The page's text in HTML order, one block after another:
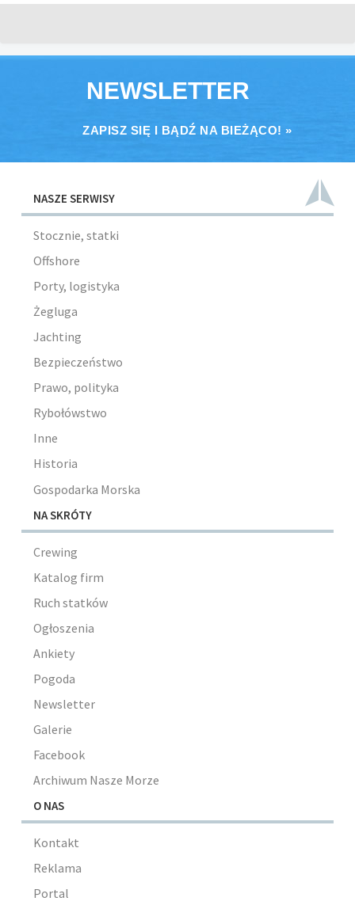
NEWSLETTER
ZAPISZ SIĘ I BĄDŹ NA BIEŻĄCO! »
NASZE SERWISY
Stocznie, statki
Offshore
Porty, logistyka
Żegluga
Jachting
Bezpieczeństwo
Prawo, polityka
Rybołówstwo
Inne
Historia
Gospodarka Morska
NA SKRÓTY
Crewing
Katalog firm
Ruch statków
Ogłoszenia
Ankiety
Pogoda
Newsletter
Galerie
Facebook
Archiwum Nasze Morze
O NAS
Kontakt
Reklama
Portal